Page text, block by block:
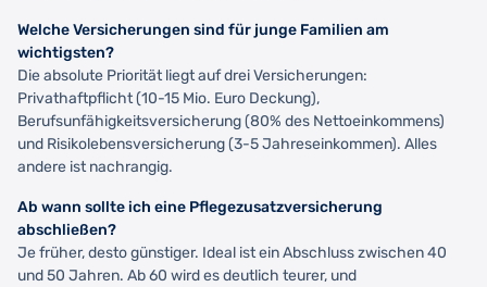
Welche Versicherungen sind für junge Familien am
wichtigsten?
Die absolute Priorität liegt auf drei Versicherungen:
Privathaftpflicht (10-15 Mio. Euro Deckung),
Berufsunfähigkeitsversicherung (80% des Nettoeinkommens)
und Risikolebensversicherung (3-5 Jahreseinkommen). Alles
andere ist nachrangig.
Ab wann sollte ich eine Pflegezusatzversicherung
abschließen?
Je früher, desto günstiger. Ideal ist ein Abschluss zwischen 40
und 50 Jahren. Ab 60 wird es deutlich teurer, und